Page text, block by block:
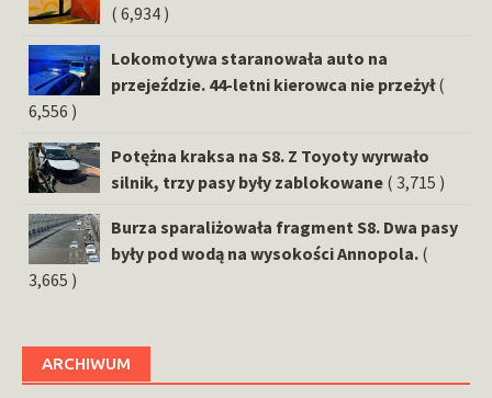
( 6,934 )
Lokomotywa staranowała auto na
przejeździe. 44-letni kierowca nie przeżył (
6,556 )
Potężna kraksa na S8. Z Toyoty wyrwało
silnik, trzy pasy były zablokowane ( 3,715 )
Burza sparaliżowała fragment S8. Dwa pasy
były pod wodą na wysokości Annopola. (
3,665 )
ARCHIWUM